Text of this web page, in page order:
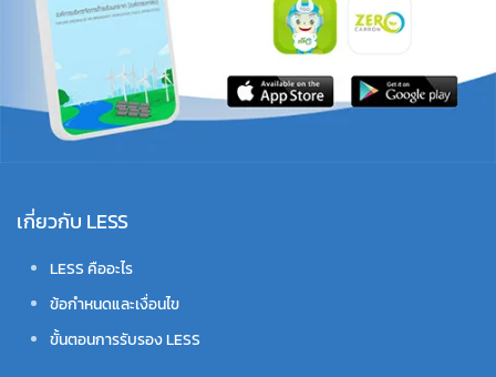
เกี่ยวกับ LESS
LESS คืออะไร
ข้อกำหนดและเงื่อนไข
ขั้นตอนการรับรอง LESS